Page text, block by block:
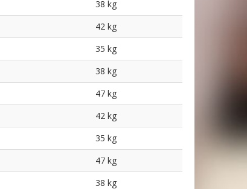
38 kg
42 kg
35 kg
38 kg
47 kg
42 kg
35 kg
47 kg
38 kg